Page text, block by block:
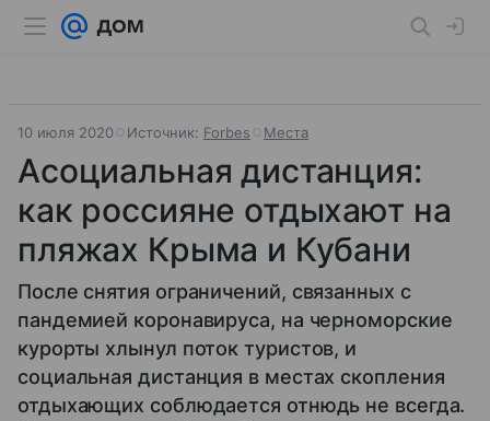
10 июля 2020 Источник: Forbes Места
Асоциальная дистанция:
как россияне отдыхают на
пляжах Крыма и Кубани
После снятия ограничений, связанных с
пандемией коронавируса, на черноморские
курорты хлынул поток туристов, и
социальная дистанция в местах скопления
отдыхающих соблюдается отнюдь не всегда.